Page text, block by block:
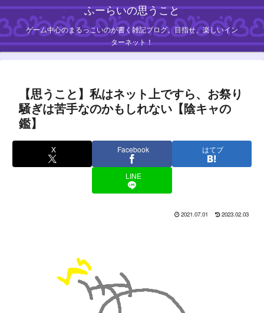
ふーらいの思うこと
ゲーム中心のまるっこいのが書く雑記ブログ。目指せ、楽しいイン
ターネット！
【思うこと】私はネット上ですら、お祭り
騒ぎは苦手なのかもしれない【陰キャの
鑑】
X Facebook はてブ
LINE
2021.07.01 2023.02.03